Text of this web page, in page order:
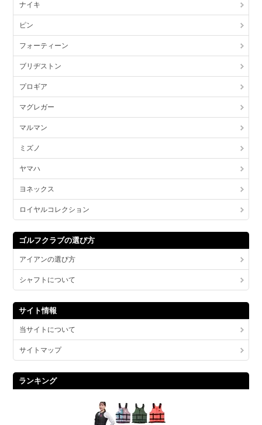
ナイキ
ピン
フォーティーン
ブリヂストン
プロギア
マグレガー
マルマン
ミズノ
ヤマハ
ヨネックス
ロイヤルコレクション
ゴルフクラブの選び方
アイアンの選び方
シャフトについて
サイト情報
当サイトについて
サイトマップ
ランキング